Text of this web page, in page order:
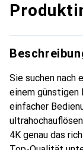
Sie suchen nach
einem günstigen
einfacher
4K genau das